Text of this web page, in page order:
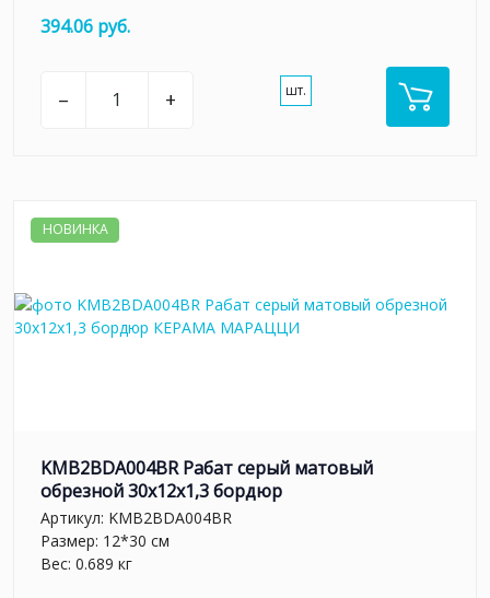
394.06 руб.
– + шт.
НОВИНКА
KMB2BDA004BR Рабат серый матовый
обрезной 30x12x1,3 бордюр
Артикул: KMB2BDA004BR
Размер: 12*30 см
Вес: 0.689 кг